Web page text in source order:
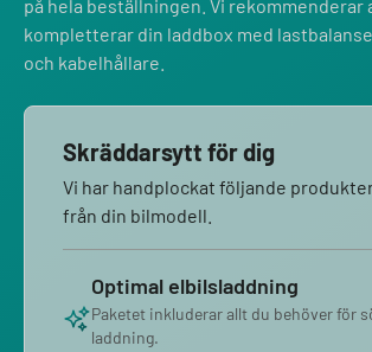
på hela beställningen. Vi rekommenderar
kompletterar din laddbox med
och kabelhållare.
Skräddarsytt för dig
Vi har handplockat följande
från din bilmodell.
Optimal elbilsladdning
Paketet inkluderar allt du behöver för
laddning.